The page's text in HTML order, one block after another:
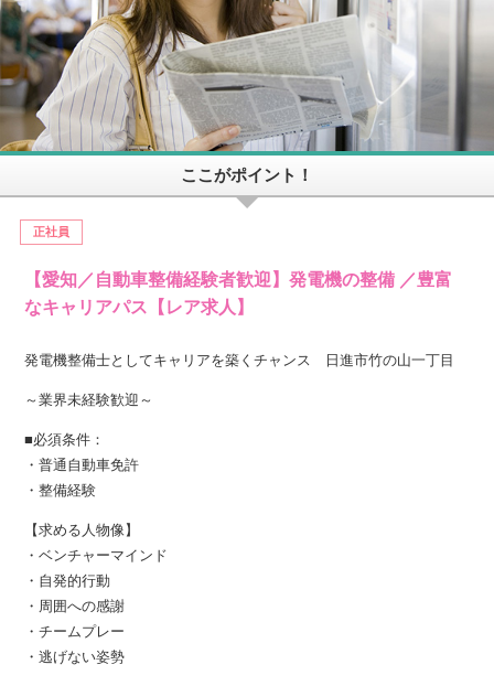
ここがポイント！
正社員
【愛知／自動車整備経験者歓迎】発電機の整備 ／豊富
なキャリアパス【レア求人】
発電機整備士としてキャリアを築くチャンス 日進市竹の山一丁目
～業界未経験歓迎～
■必須条件：
・普通自動車免許
・整備経験
【求める人物像】
・ベンチャーマインド
・自発的行動
・周囲への感謝
・チームプレー
・逃げない姿勢